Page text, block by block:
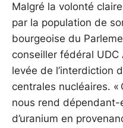
Malgré la volonté
par la population de
bourgeoise du
conseiller fédéral
levée de l’interdiction
centrales nucléaires.
nous rend
d’uranium en